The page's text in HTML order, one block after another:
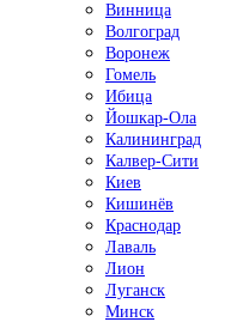
Винница
Волгоград
Воронеж
Гомель
Ибица
Йошкар-Ола
Калининград
Калвер-Сити
Киев
Кишинёв
Краснодар
Лаваль
Лион
Луганск
Минск